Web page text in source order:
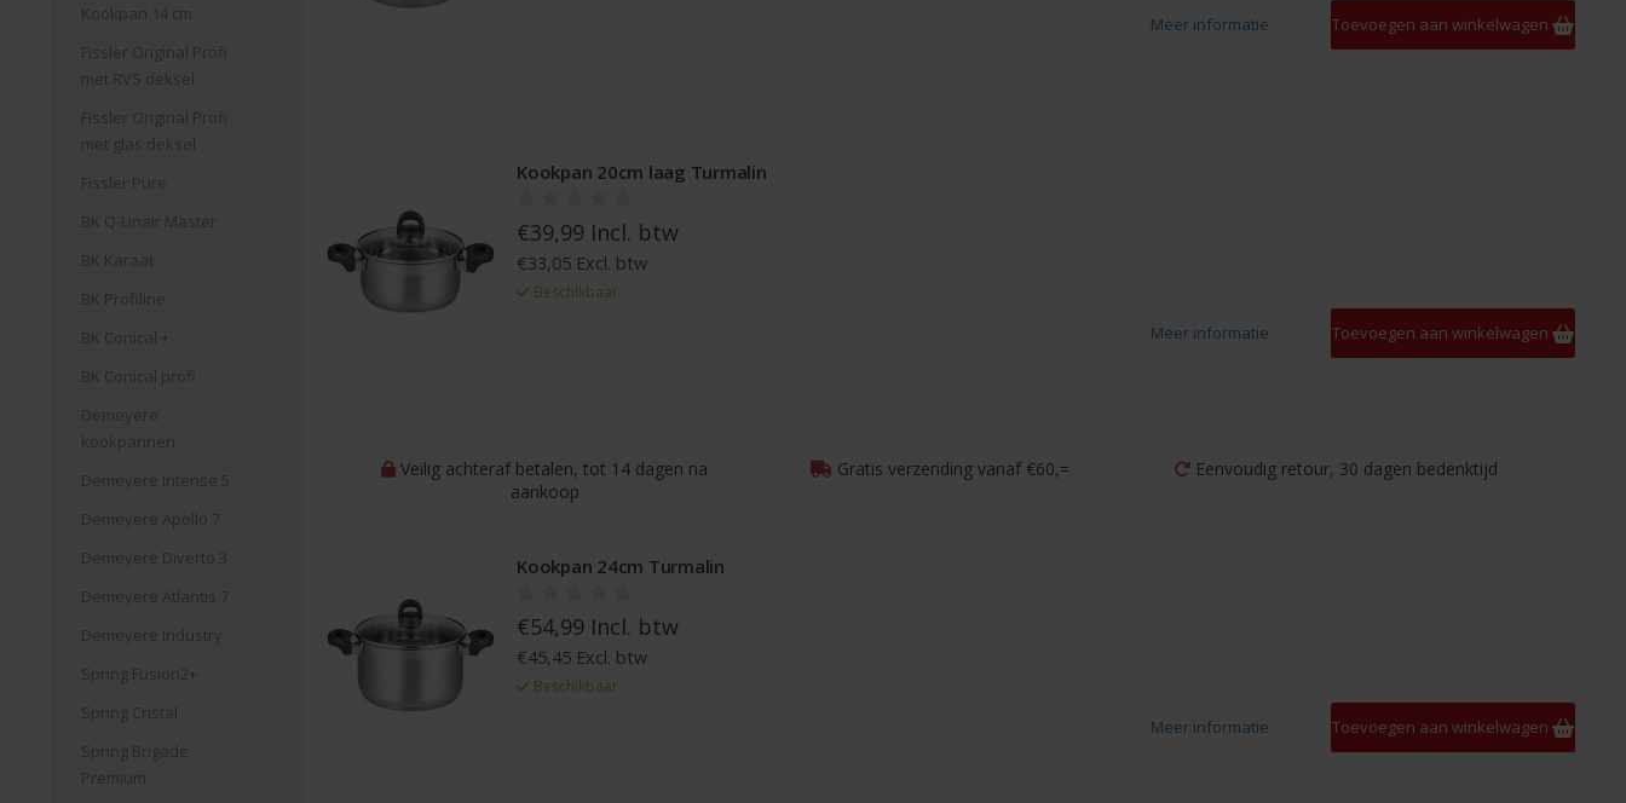
Kookpan 14 cm
Fissler Original Profi
met RVS deksel
Fissler Original Profi
met glas deksel
Fissler Pure
BK Q-Linair Master
BK Karaat
BK Profiline
BK Conical +
BK Conical profi
Demeyere
kookpannen
Demeyere Intense 5
Demeyere Apollo 7
Demeyere Diverto 3
Demeyere Atlantis 7
Demeyere Industry
Spring Fusion2+
Spring Cristal
Spring Brigade
Premium
Toevoegen aan winkelwagen
Meer informatie
Kookpan 20cm laag Turmalin
€39,99 Incl. btw
€33,05 Excl. btw
Beschikbaar
Toevoegen aan winkelwagen
Meer informatie
Veilig achteraf betalen, tot 14 dagen na
aankoop
Gratis verzending vanaf €60,= Eenvoudig retour, 30 dagen bedenktijd
Kookpan 24cm Turmalin
€54,99 Incl. btw
€45,45 Excl. btw
Beschikbaar
Toevoegen aan winkelwagen
Meer informatie